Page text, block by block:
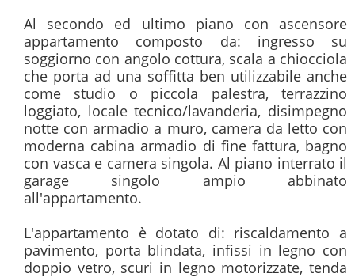
Al secondo ed ultimo piano con ascensore
appartamento composto da: ingresso su
soggiorno con angolo cottura, scala a chiocciola
che porta ad una soffitta ben utilizzabile anche
come studio o piccola palestra, terrazzino
loggiato, locale tecnico/lavanderia, disimpegno
notte con armadio a muro, camera da letto con
moderna cabina armadio di fine fattura, bagno
con vasca e camera singola. Al piano interrato il
garage singolo ampio abbinato
all'appartamento.
L'appartamento è dotato di: riscaldamento a
pavimento, porta blindata, infissi in legno con
doppio vetro, scuri in legno motorizzate, tenda